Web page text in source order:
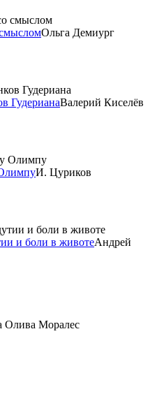
Ольга Демиург
ГудерианаВалерий Киселёв
И. Цуриков
и боли в животеАндрей
Олива Моралес